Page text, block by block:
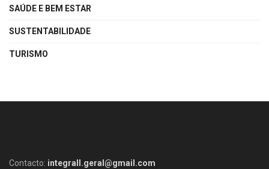
SAÚDE E BEM ESTAR
SUSTENTABILIDADE
TURISMO
Contacto: integrall.geral@gmail.com